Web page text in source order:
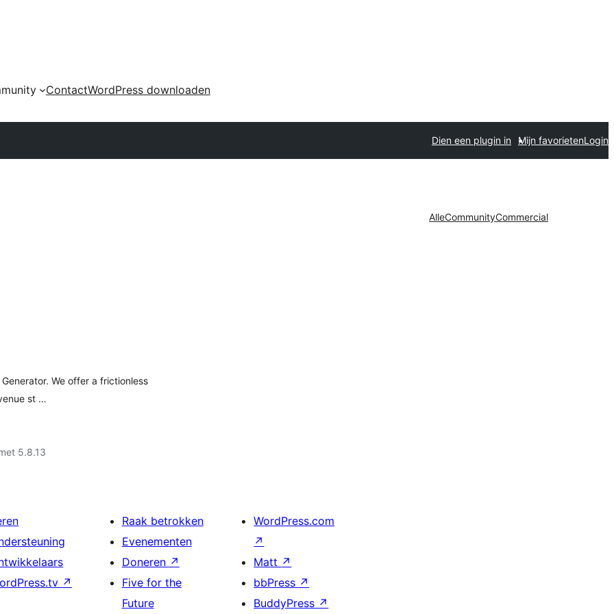
ContactWordPress downloaden
Dien een plugin in Mijn favorietenLogin
AlleCommunityCommercial
We offer a frictionless
st …
5.8.13
↗
Raak betrokken
Evenementen
Doneren ↗
Five for the
Future
WordPress.com
↗
Matt ↗
bbPress ↗
BuddyPress ↗